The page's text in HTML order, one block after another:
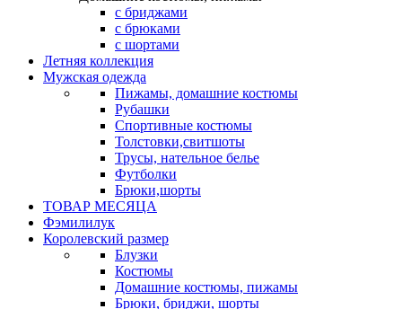
с бриджами
с брюками
с шортами
Летняя коллекция
Мужская одежда
Пижамы, домашние костюмы
Рубашки
Спортивные костюмы
Толстовки,свитшоты
Трусы, нательное белье
Футболки
Брюки,шорты
ТОВАР МЕСЯЦА
Фэмилилук
Королевский размер
Блузки
Костюмы
Домашние костюмы, пижамы
Брюки, бриджи, шорты